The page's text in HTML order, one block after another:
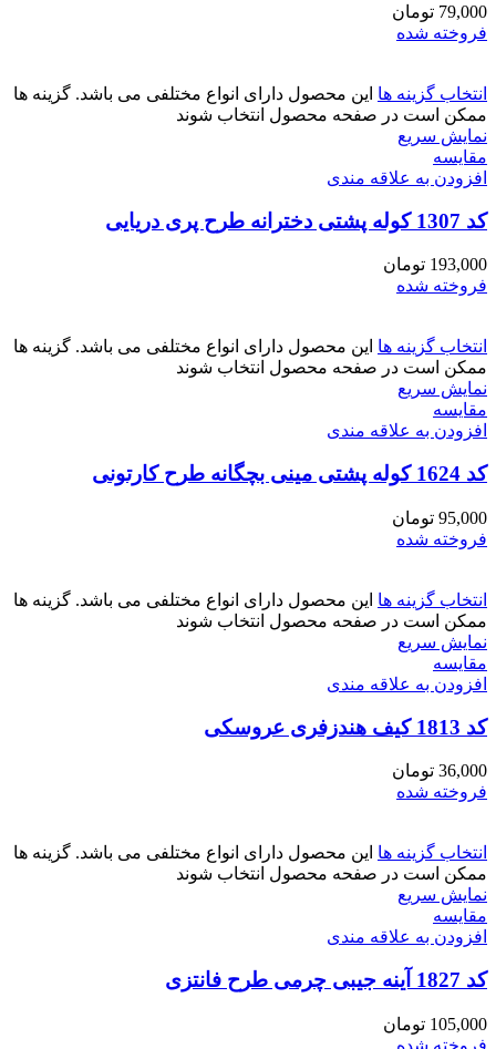
79,000 تومان
فروخته شده
انتخاب گزینه ها این محصول دارای انواع مختلفی می باشد. گزینه ها
ممکن است در صفحه محصول انتخاب شوند
نمایش سریع
مقايسه
افزودن به علاقه مندی
کد 1307 کوله پشتی دخترانه طرح پری دریایی
193,000 تومان
فروخته شده
انتخاب گزینه ها این محصول دارای انواع مختلفی می باشد. گزینه ها
ممکن است در صفحه محصول انتخاب شوند
نمایش سریع
مقايسه
افزودن به علاقه مندی
کد 1624 کوله پشتی مینی بچگانه طرح کارتونی
95,000 تومان
فروخته شده
انتخاب گزینه ها این محصول دارای انواع مختلفی می باشد. گزینه ها
ممکن است در صفحه محصول انتخاب شوند
نمایش سریع
مقايسه
افزودن به علاقه مندی
کد 1813 کیف هندزفری عروسکی
36,000 تومان
فروخته شده
انتخاب گزینه ها این محصول دارای انواع مختلفی می باشد. گزینه ها
ممکن است در صفحه محصول انتخاب شوند
نمایش سریع
مقايسه
افزودن به علاقه مندی
کد 1827 آینه جیبی چرمی طرح فانتزی
105,000 تومان
فروخته شده